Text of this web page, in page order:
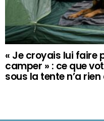
« Je croyais lui faire
camper » : ce que
sous la tente n’a